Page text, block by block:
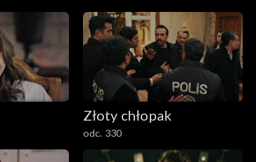
Złoty chłopak
odc. 330